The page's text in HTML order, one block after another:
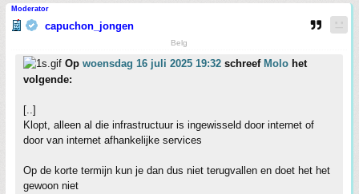
Moderator
capuchon_jongen
Belg
Op woensdag 16 juli 2025 19:32 schreef Molo het
volgende:
[..]
Klopt, alleen al die infrastructuur is ingewisseld door internet of
door van internet afhankelijke services
Op de korte termijn kun je dan dus niet terugvallen en doet het het
gewoon niet